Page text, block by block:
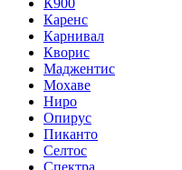
К900
Каренс
Карнивал
Кворис
Маджентис
Мохаве
Ниро
Опирус
Пиканто
Селтос
Спектра